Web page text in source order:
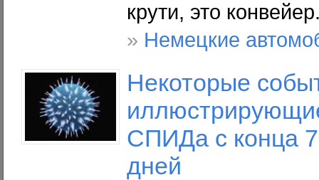
крути, это
» Немецкие
Некоторые
СПИДа с конца
дней